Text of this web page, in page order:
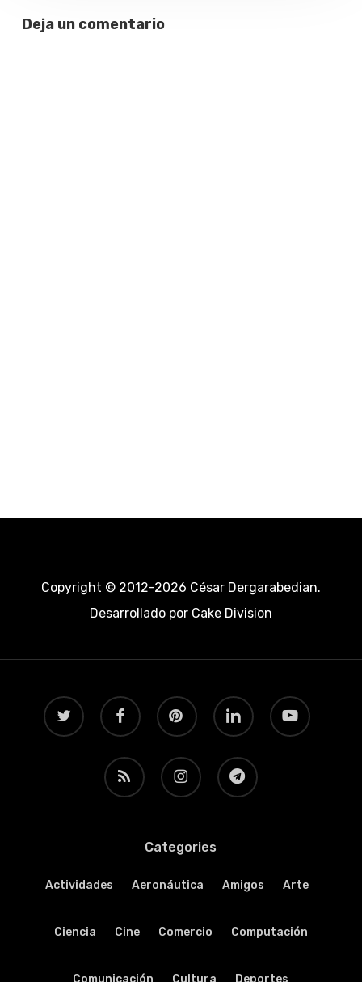
Deja un comentario
Copyright © 2012-2026 César Dergarabedian.
Desarrollado porCake Division
twitter facebook pinterest linkedin youtube
RSS instagram telegram
Categories
Actividades Aeronáutica Amigos Arte
Ciencia Cine Comercio Computación
Comunicación Cultura Deportes